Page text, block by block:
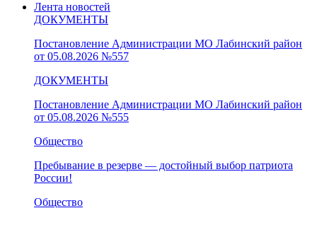
Лента новостей
ДОКУМЕНТЫ
Постановление Администрации МО Лабинский район
от 05.08.2026 №557
ДОКУМЕНТЫ
Постановление Администрации МО Лабинский район
от 05.08.2026 №555
Общество
Пребывание в резерве — достойный выбор патриота
России!
Общество